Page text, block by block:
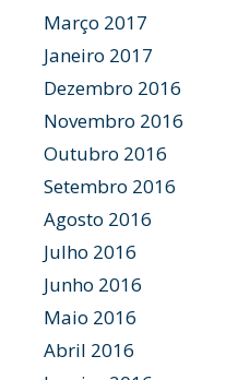
Março 2017
Janeiro 2017
Dezembro 2016
Novembro 2016
Outubro 2016
Setembro 2016
Agosto 2016
Julho 2016
Junho 2016
Maio 2016
Abril 2016